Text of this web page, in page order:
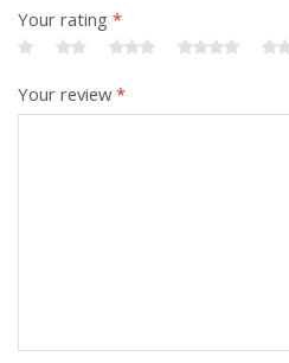
Your rating *
Your review*